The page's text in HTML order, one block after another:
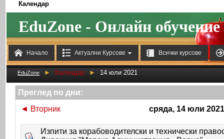
 Начало  Актуални Курсове  Всички курсове 
Календар
EduZone - Онлайн обучение
EduZone ► Календар ► 14 юли 2021
Преглед по дни:
◄ Вторник сряда, 14 юли 2021
Изпити за корабоводителски и технически